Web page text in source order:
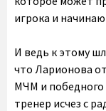
игрока и
И ведь к этому
что Ларионова
МЧМ и
тренер исчез с